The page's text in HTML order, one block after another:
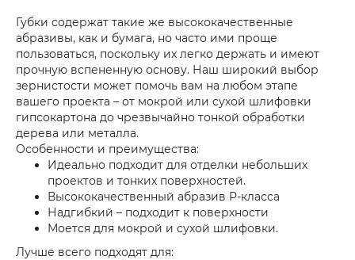
Губки содержат такие же высококачественные
абразивы, как и бумага, но часто ими проще
пользоваться, поскольку их легко держать и имеют
прочную вспененную основу. Наш широкий выбор
зернистости может помочь вам на любом этапе
вашего проекта – от мокрой или сухой шлифовки
гипсокартона до чрезвычайно тонкой обработки
дерева или металла.
Особенности и преимущества:
Идеально подходит для отделки небольших
проектов и тонких поверхностей.
Высококачественный абразив P-класса
Надгибкий – подходит к поверхности
Моется для мокрой и сухой шлифовки.
Лучше всего подходят для: